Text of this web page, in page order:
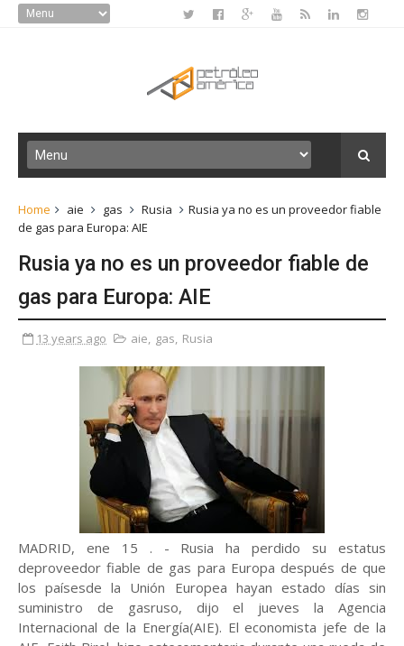
Home aie gas Rusia
Rusia ya no es un proveedor fiable
de gas para Europa: AIE
Rusia ya no es un proveedor fiable de
gas para Europa: AIE
13 years ago aie, gas, Rusia
MADRID, ene 15 . - Rusia ha perdido su estatus
deproveedor fiable de gas para Europa después de que
los paísesde la Unión Europea hayan estado días sin
suministro de gasruso, dijo el jueves la Agencia
Internacional de la Energía(AIE). El economista jefe de la